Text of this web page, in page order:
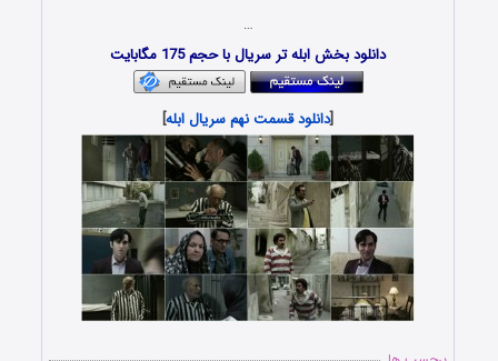
…
دانلود بخش ابله تر سریال با حجم 175 مگابایت
[دانلود قسمت نهم سریال ابله]